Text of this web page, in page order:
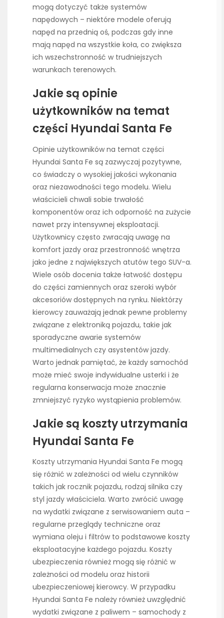
mogą dotyczyć także systemów
napędowych – niektóre modele oferują
napęd na przednią oś, podczas gdy inne
mają napęd na wszystkie koła, co zwiększa
ich wszechstronność w trudniejszych
warunkach terenowych.
Jakie są opinie
użytkowników na temat
części Hyundai Santa Fe
Opinie użytkowników na temat części
Hyundai Santa Fe są zazwyczaj pozytywne,
co świadczy o wysokiej jakości wykonania
oraz niezawodności tego modelu. Wielu
właścicieli chwali sobie trwałość
komponentów oraz ich odporność na zużycie
nawet przy intensywnej eksploatacji.
Użytkownicy często zwracają uwagę na
komfort jazdy oraz przestronność wnętrza
jako jedne z największych atutów tego SUV-a.
Wiele osób docenia także łatwość dostępu
do części zamiennych oraz szeroki wybór
akcesoriów dostępnych na rynku. Niektórzy
kierowcy zauważają jednak pewne problemy
związane z elektroniką pojazdu, takie jak
sporadyczne awarie systemów
multimedialnych czy asystentów jazdy.
Warto jednak pamiętać, że każdy samochód
może mieć swoje indywidualne usterki i że
regularna konserwacja może znacznie
zmniejszyć ryzyko wystąpienia problemów.
Jakie są koszty utrzymania
Hyundai Santa Fe
Koszty utrzymania Hyundai Santa Fe mogą
się różnić w zależności od wielu czynników
takich jak rocznik pojazdu, rodzaj silnika czy
styl jazdy właściciela. Warto zwrócić uwagę
na wydatki związane z serwisowaniem auta –
regularne przeglądy techniczne oraz
wymiana oleju i filtrów to podstawowe koszty
eksploatacyjne każdego pojazdu. Koszty
ubezpieczenia również mogą się różnić w
zależności od modelu oraz historii
ubezpieczeniowej kierowcy. W przypadku
Hyundai Santa Fe należy również uwzględnić
wydatki związane z paliwem – samochody z